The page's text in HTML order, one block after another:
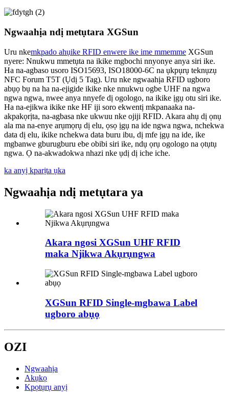
Ngwaahịa ndị metụtara XGSun
Uru nkemkpado ahụike RFID enwere ike ime mmemme XGSun
nyere: Nnukwu mmetụta na ikike mgbochi nnyonye anya siri ike.
Ha na-agbaso usoro ISO15693, ISO18000-6C na ụkpụrụ teknụzụ
NFC Forum T5T (Ụdị 5 Tag). Uru nke ngwaahịa RFID ugboro
abụọ bụ na ha na-ejigide ikike nke nnukwu ogbe UHF na ngwa
ngwa ngwa, nwee anya nnyefe dị ogologo, na ikike ịgụ otu siri ike.
Ha na-ejikwa ikike nke HF iji soro ekwentị mkpanaaka na-
akpakọrịta, na-agbasa nke ukwuu nke ojiji RFID. Akara ahụ dị ọnụ
ala ma na-enye arụmọrụ dị elu, ọsọ ịgụ na ide ngwa ngwa, nchekwa
data dị elu, ikike nchekwa data buru ibu, dị mfe ịgụ na ide, ike
mgbanwe gburugburu ebe obibi siri ike, ndụ ọrụ ogologo na ọtụtụ
ngwa. Ọ na-akwadokwa nhazi nke ụdị dị iche iche.
ka anyị kparịta ụka
Ngwaahịa ndị metụtara ya
Akara ngosi XGSun UHF RFID
maka Njikwa Akụrụngwa
XGSun RFID Single-mgbawa Label
ugboro abụọ
OZI
Ngwaahịa
Akụkọ
Kpọtụrụ anyị